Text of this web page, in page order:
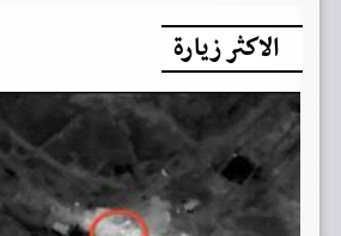
الاكثر زيارة